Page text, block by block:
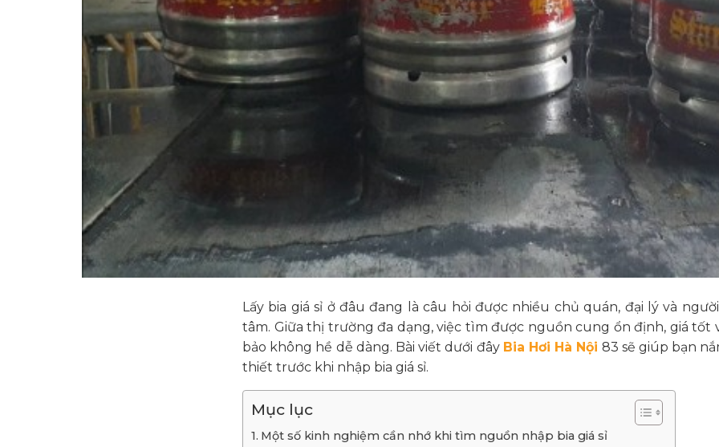
Lấy bia giá sỉ ở đâu đang là câu hỏi được nhiều chủ quán, đại lý và
tâm. Giữa thị trường đa dạng, việc tìm được nguồn cung ổn định, giá tốt
bảo không hề dễ dàng. Bài viết dưới đây Bia Hơi Hà Nội 83 sẽ giúp bạn
thiết trước khi nhập bia giá sỉ.
Mục lục
Một số kinh nghiệm cần nhớ khi tìm nguồn nhập bia giá sỉ